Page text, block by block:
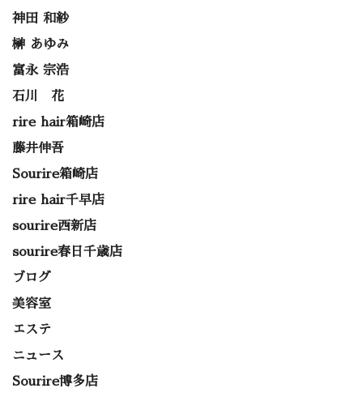
神田 和紗
榊 あゆみ
富永 宗浩
石川 花
rire hair箱崎店
藤井伸吾
Sourire箱崎店
rire hair千早店
sourire西新店
sourire春日千歳店
ブログ
美容室
エステ
ニュース
Sourire博多店